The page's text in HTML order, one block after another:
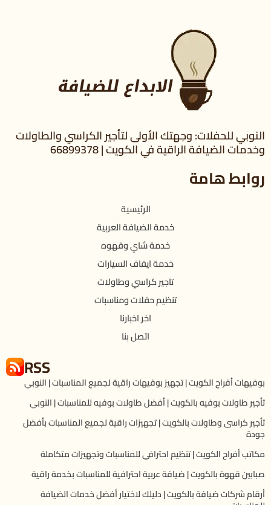
النوبي للحفلات: وجهتك الأولى لتأجير الكراسي والطاولات
وخدمات الضيافة الراقية في الكويت | 66899378
روابط هامة
الرئيسية
خدمة الضيافة العربية
خدمة شاي وقهوه
خدمة ايقاف السيارات
تاجير كراسي وطاولات
تنظيم حفلات ومناسبات
اخر اخبارنا
اتصل بنا
RSS
بوفيهات أفراح الكويت | تجهيز بوفيهات راقية لجميع المناسبات | النوبي
تأجير طاولات بوفيه بالكويت | أفضل طاولات بوفيه للمناسبات | النوبي
تأجير كراسى وطاولات بالكويت | تجهيزات راقية لجميع المناسبات بأفضل
جودة
مكاتب أفراح الكويت | تنظيم احترافي للمناسبات وتجهيزات متكاملة
صبابين قهوة بالكويت | ضيافة عربية احترافية للمناسبات بخدمة راقية
أرقام شركات ضيافة بالكويت | دليلك لاختيار أفضل خدمات الضيافة